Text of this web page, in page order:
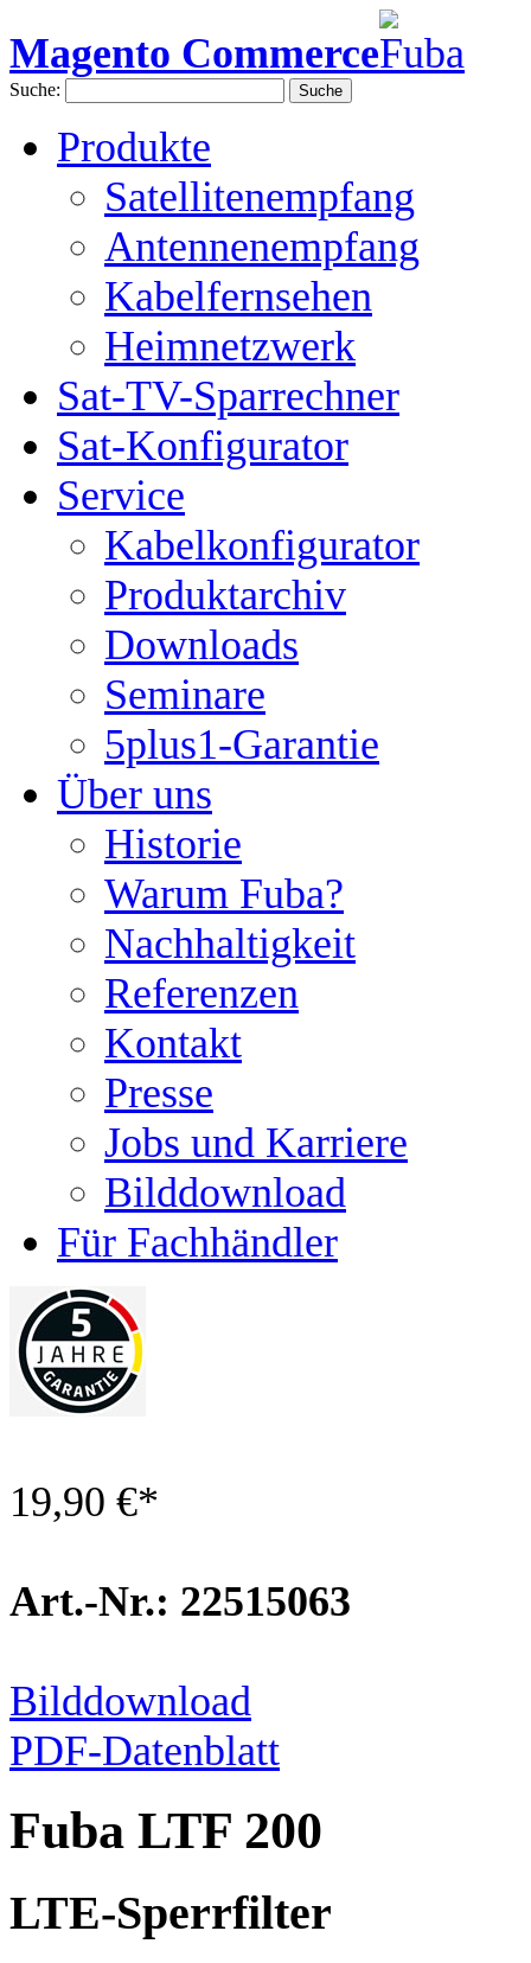
Magento Commerce
Suche: Suche
Produkte
Satellitenempfang
Antennenempfang
Kabelfernsehen
Heimnetzwerk
Sat-TV-Sparrechner
Sat-Konfigurator
Service
Kabelkonfigurator
Produktarchiv
Downloads
Seminare
5plus1-Garantie
Über uns
Historie
Warum Fuba?
Nachhaltigkeit
Referenzen
Kontakt
Presse
Jobs und Karriere
Bilddownload
Für Fachhändler
19,90 €*
Art.-Nr.: 22515063
Bilddownload
PDF-Datenblatt
Fuba LTF 200
LTE-Sperrfilter